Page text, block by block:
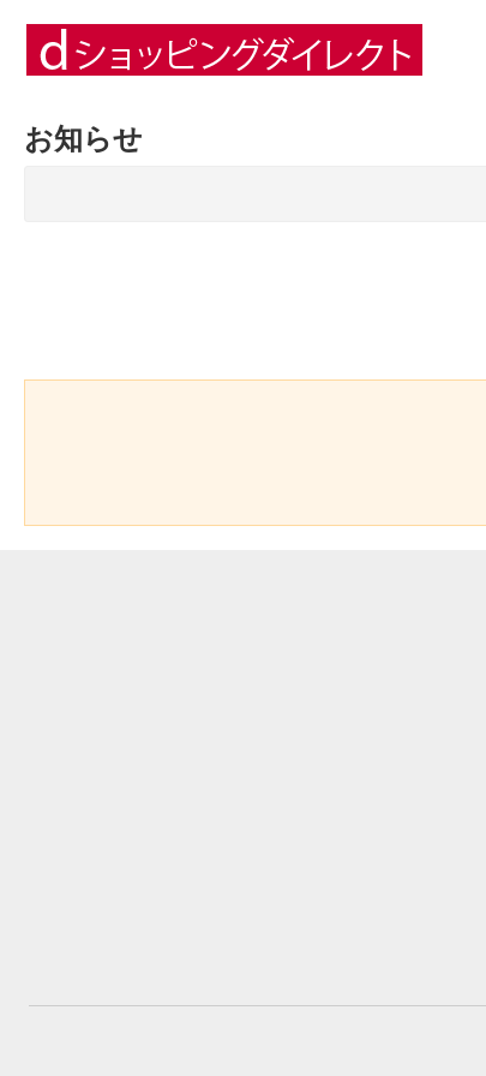
お知らせ